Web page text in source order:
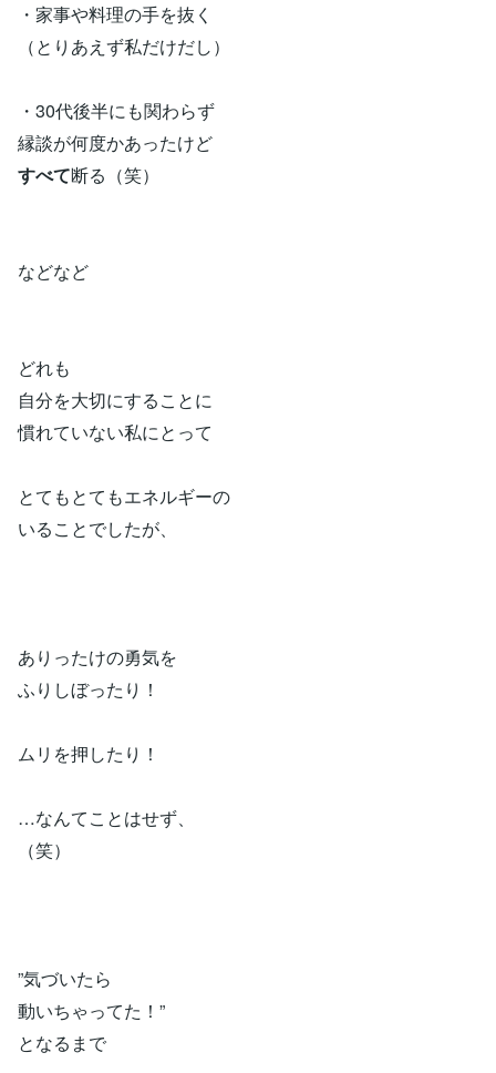
・家事や料理の手を抜く
（とりあえず私だけだし）
・30代後半にも関わらず
縁談が何度かあったけど
すべて断る（笑）
などなど
どれも
自分を大切にすることに
慣れていない私にとって
とてもとてもエネルギーの
いることでしたが、
ありったけの勇気を
ふりしぼったり！
ムリを押したり！
…なんてことはせず、
（笑）
”気づいたら
動いちゃってた！”
となるまで